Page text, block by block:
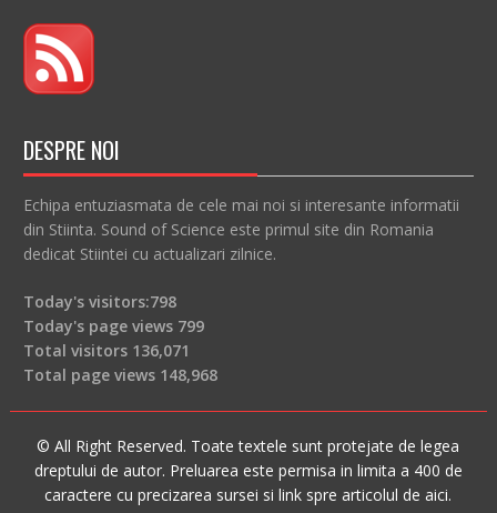
DESPRE NOI
Echipa entuziasmata de cele mai noi si interesante informatii
din Stiinta. Sound of Science este primul site din Romania
dedicat Stiintei cu actualizari zilnice.
Today's visitors:798
Today's page views 799
Total visitors 136,071
Total page views 148,968
© All Right Reserved. Toate textele sunt protejate de legea
dreptului de autor. Preluarea este permisa in limita a 400 de
caractere cu precizarea sursei si link spre articolul de aici.